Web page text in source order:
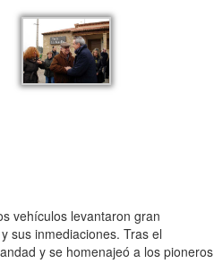
vehículos levantaron gran
sus inmediaciones. Tras el
y se homenajeó a los pioneros